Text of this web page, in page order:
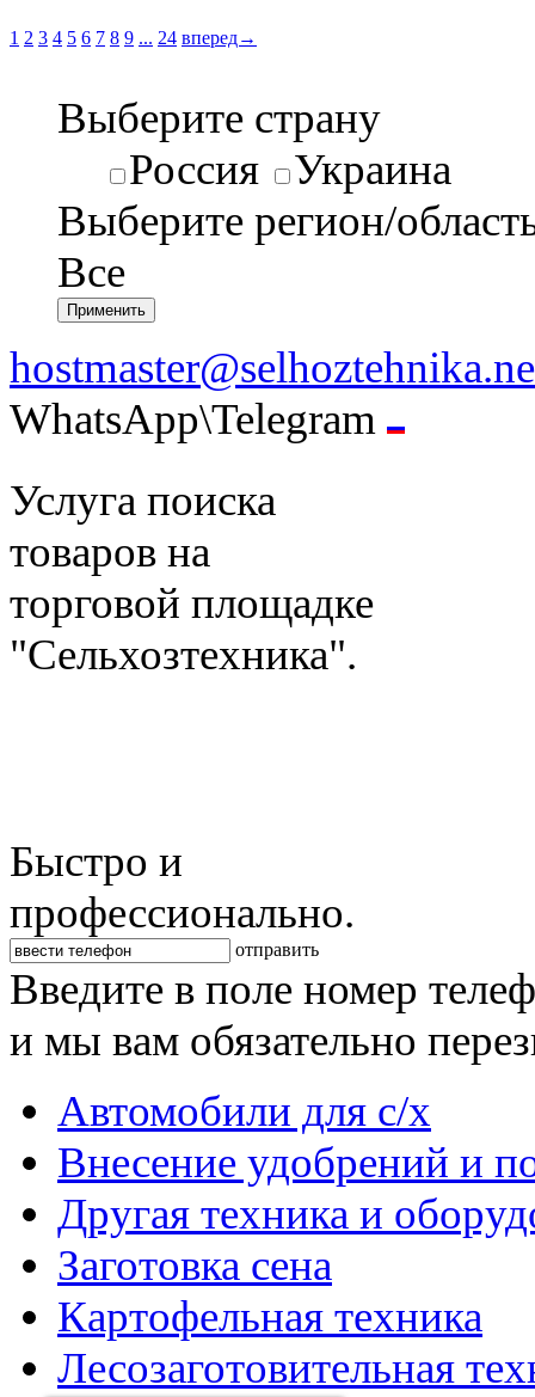
1 2 3 4 5 6 7 8 9 ... 24 вперед→
Выберите страну
Россия
Украина
Выберите регион/
Все
WhatsApp\Telegram
Услуга поиска
товаров на
торговой площадке
"Сельхозтехника".
Быстро и
профессионально.
отправить
Введите в поле номер
и мы вам обязательно
Автомобили для с/х
Внесение удобрений и
Другая техника и
Заготовка сена
Картофельная техника
Лесозаготовительная